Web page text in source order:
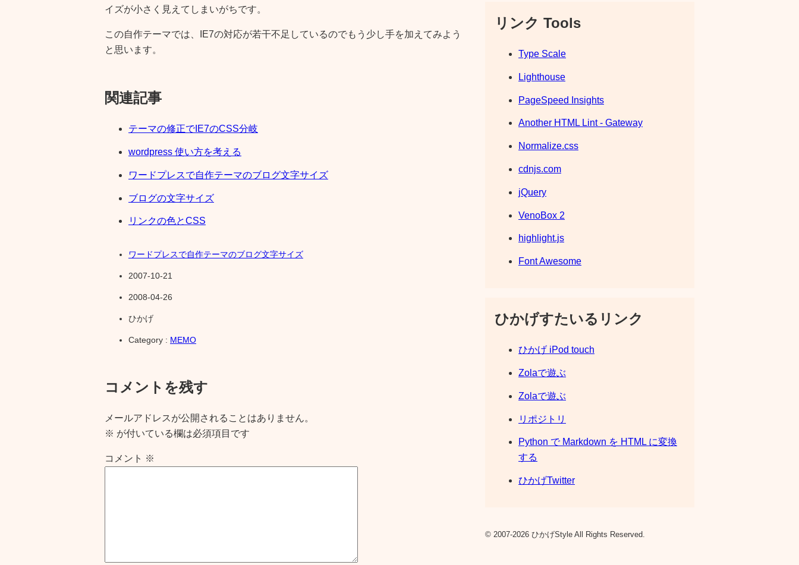
イズが小さく見えてしまいがちです。
この自作テーマでは、IE7の対応が若干不足しているのでもう少し手を加えてみよう
と思います。
関連記事
テーマの修正でIE7のCSS分岐
wordpress 使い方を考える
ワードプレスで自作テーマのブログ文字サイズ
ブログの文字サイズ
リンクの色とCSS
ワードプレスで自作テーマのブログ文字サイズ
2007-10-21
2008-04-26
ひかげ
Category : MEMO
コメントを残す
メールアドレスが公開されることはありません。
※ が付いている欄は必須項目です
コメント ※
リンク Tools
Type Scale
Lighthouse
PageSpeed Insights
Another HTML Lint - Gateway
Normalize.css
cdnjs.com
jQuery
VenoBox 2
highlight.js
Font Awesome
ひかげすたいるリンク
ひかげ iPod touch
Zolaで遊ぶ
Zolaで遊ぶ
リポジトリ
Python で Markdown を HTML に変換
する
ひかげTwitter
© 2007-2026 ひかげStyle All Rights Reserved.